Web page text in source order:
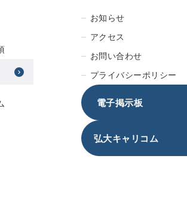
お知らせ
アクセス
お問い合わせ
プライバシーポリシー
電子掲示板
弘大キャリコム